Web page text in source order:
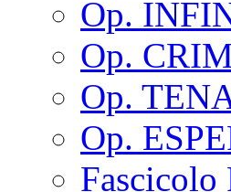
Op.
Op.
Op.
Op.
Fascicolo